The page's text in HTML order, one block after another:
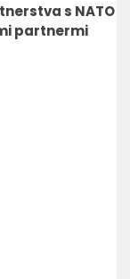
s NATO
partnermi